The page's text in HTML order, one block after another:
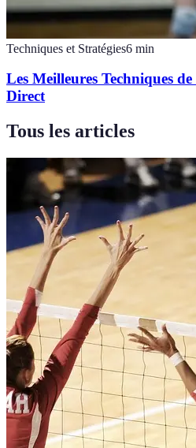
Techniques et Stratégies6 min
Les Meilleures Techniques
Direct
Tous les articles